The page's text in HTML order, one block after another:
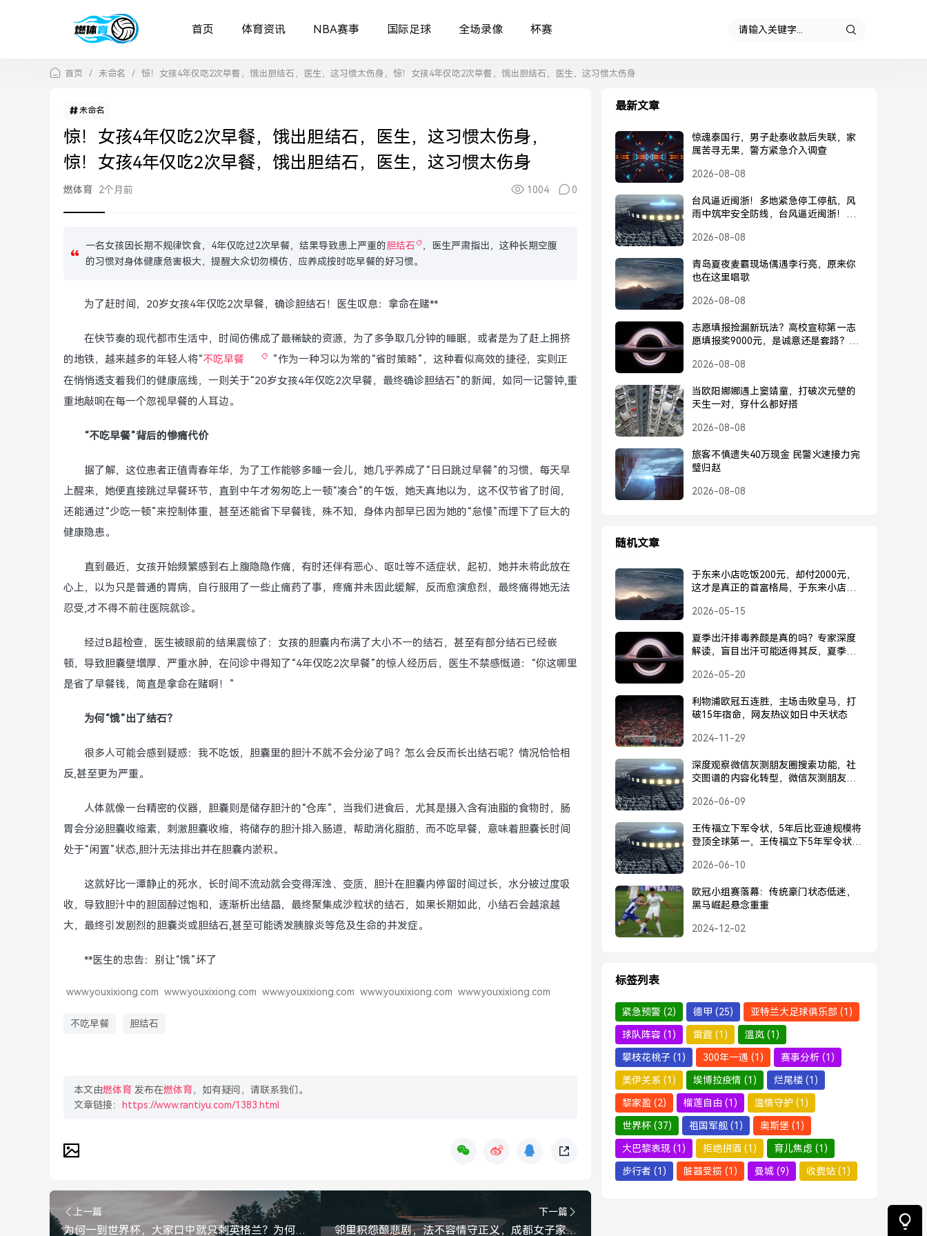
首页 体育资讯 NBA赛事 国际足球 全场录像 杯赛
首页 / 未命名 / 惊！女孩4年仅吃2次早餐，饿出胆结石，医生，这习惯太伤身，惊！女孩4年仅吃2次早餐，饿出胆结石，医生，这习惯太伤身
未命名
惊！女孩4年仅吃2次早餐，饿出胆结石，医生，这习惯太伤身，
惊！女孩4年仅吃2次早餐，饿出胆结石，医生，这习惯太伤身
燃体育 2个月前 1004 0
一名女孩因长期不规律饮食，4年仅吃过2次早餐，结果导致患上严重的胆结石
，医生严肃指出，这种长期空腹
的习惯对身体健康危害极大，提醒大众切勿模仿，应养成按时吃早餐的好习惯。
为了赶时间，20岁女孩4年仅吃2次早餐，确诊胆结石！医生叹息：拿命在赌**
在快节奏的现代都市生活中，时间仿佛成了最稀缺的资源，为了多争取几分钟的睡眠，或者是为了赶上拥挤
的地铁，越来越多的年轻人将“不吃早餐
”作为一种习以为常的“省时策略”，这种看似高效的捷径，实则正
在悄悄透支着我们的健康底线，一则关于“20岁女孩4年仅吃2次早餐，最终确诊胆结石”的新闻，如同一记警钟,重
重地敲响在每一个忽视早餐的人耳边。
“不吃早餐”背后的惨痛代价
据了解，这位患者正值青春年华，为了工作能够多睡一会儿，她几乎养成了“日日跳过早餐”的习惯，每天早
上醒来，她便直接跳过早餐环节，直到中午才匆匆吃上一顿“凑合”的午饭，她天真地以为，这不仅节省了时间，
还能通过“少吃一顿”来控制体重，甚至还能省下早餐钱，殊不知，身体内部早已因为她的“怠慢”而埋下了巨大的
健康隐患。
直到最近，女孩开始频繁感到右上腹隐隐作痛，有时还伴有恶心、呕吐等不适症状，起初，她并未将此放在
心上，以为只是普通的胃病，自行服用了一些止痛药了事，疼痛并未因此缓解，反而愈演愈烈，最终痛得她无法
忍受,才不得不前往医院就诊。
经过B超检查，医生被眼前的结果震惊了：女孩的胆囊内布满了大小不一的结石，甚至有部分结石已经嵌
顿，导致胆囊壁增厚、严重水肿，在问诊中得知了“4年仅吃2次早餐”的惊人经历后，医生不禁感慨道：“你这哪里
是省了早餐钱，简直是拿命在赌啊！”
为何“饿”出了结石？
很多人可能会感到疑惑：我不吃饭，胆囊里的胆汁不就不会分泌了吗？怎么会反而长出结石呢？情况恰恰相
反,甚至更为严重。
人体就像一台精密的仪器，胆囊则是储存胆汁的“仓库”，当我们进食后，尤其是摄入含有油脂的食物时，肠
胃会分泌胆囊收缩素，刺激胆囊收缩，将储存的胆汁排入肠道，帮助消化脂肪，而不吃早餐，意味着胆囊长时间
处于“闲置”状态,胆汁无法排出并在胆囊内淤积。
这就好比一潭静止的死水，长时间不流动就会变得浑浊、变质，胆汁在胆囊内停留时间过长，水分被过度吸
收，导致胆汁中的胆固醇过饱和，逐渐析出结晶，最终聚集成沙粒状的结石，如果长期如此，小结石会越滚越
大，最终引发剧烈的胆囊炎或胆结石,甚至可能诱发胰腺炎等危及生命的并发症。
**医生的忠告：别让“饿”坏了
www.youxixiong.com www.youxixiong.com www.youxixiong.com www.youxixiong.com www.youxixiong.com
不吃早餐 胆结石
本文由燃体育 发布在燃体育，如有疑问，请联系我们。
文章链接：
https://www.rantiyu.com/1383.html
上一篇
为何一到世界杯，大家口中就只剩英格兰？为何一到世界杯，大家口中就只剩英格兰？
下一篇
邻里积怨酿悲剧，法不容情守正义，成都女子家门口遇害案二审维持原判，邻里积怨酿悲剧，成都女子家门口遇害案二审维持原判
最新文章
惊魂泰国行，男子赴泰收款后失联，家
属苦寻无果，警方紧急介入调查
2026-08-08
台风逼近闽浙！多地紧急停工停航，风
雨中筑牢安全防线，台风逼近闽浙！多
2026-08-08
青岛夏夜麦霸现场偶遇李行亮，原来你
也在这里唱歌
2026-08-08
志愿填报捡漏新玩法？高校宣称第一志
愿填报奖9000元，是诚意还是套路？高
套路？
2026-08-08
当欧阳娜娜遇上窦靖童，打破次元壁的
天生一对，穿什么都好搭
2026-08-08
旅客不慎遗失40万现金 民警火速接力完
璧归赵
2026-08-08
随机文章
于东来小店吃饭200元，却付2000元，
这才是真正的首富格局，于东来小店吃
2026-05-15
夏季出汗排毒养颜是真的吗？专家深度
解读，盲目出汗可能适得其反，夏季出
目出汗反伤身
2026-05-20
利物浦欧冠五连胜，主场击败皇马，打
破15年宿命，网友热议如日中天状态
2024-11-29
深度观察微信灰测朋友圈搜索功能，社
交图谱的内容化转型，微信灰测朋友圈
2026-06-09
王传福立下军令状，5年后比亚迪规模将
登顶全球第一，王传福立下5年军令状，
2026-06-10
欧冠小组赛落幕：传统豪门状态低迷，
黑马崛起悬念重重
2024-12-02
标签列表
紧急预警 (2) 德甲 (25) 亚特兰大足球俱乐部 (1)
球队阵容 (1) 雷霆 (1) 温岚 (1)
攀枝花桃子 (1) 300年一遇 (1) 赛事分析 (1)
美伊关系 (1) 埃博拉疫情 (1) 烂尾楼 (1)
黎家盈 (2) 榴莲自由 (1) 温情守护 (1)
世界杯 (37) 祖国军舰 (1) 奥斯堡 (1)
大巴黎表现 (1) 拒绝拼酒 (1) 育儿焦虑 (1)
步行者 (1) 脏器受损 (1) 曼城 (9) 收费站 (1)